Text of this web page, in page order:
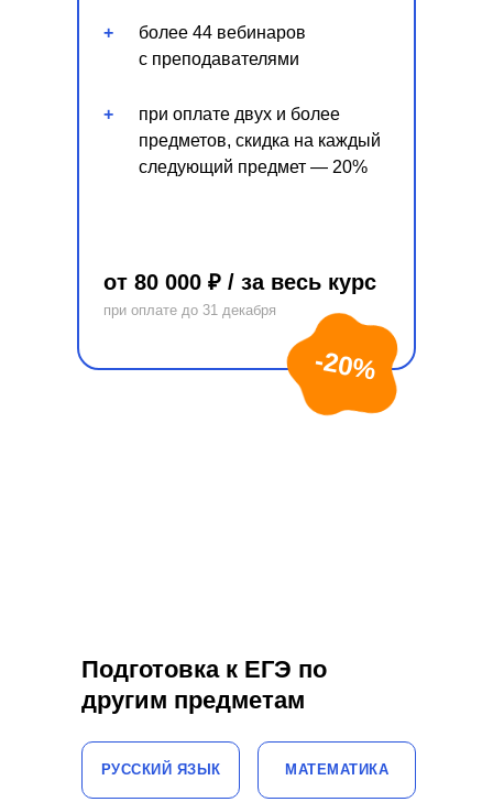
+
более 44 вебинаров
с преподавателями
+
-20%
при оплате двух и более
предметов, скидка на каждый
следующий предмет — 20%
при оплате до 31 декабря
от 80 000 ₽ / за весь курс
Подготовка к ЕГЭ по
другим предметам
РУССКИЙ ЯЗЫК МАТЕМАТИКА